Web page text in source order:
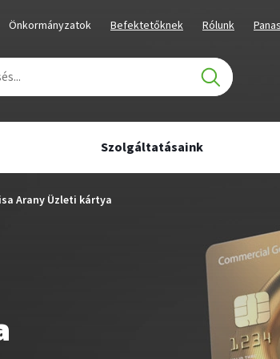
Kiválaszott
Önkormányzatok
Kiválaszott
Befektetőknek
Kiválaszott
Rólunk
Szolgáltatásaink
Arany Üzleti kártya